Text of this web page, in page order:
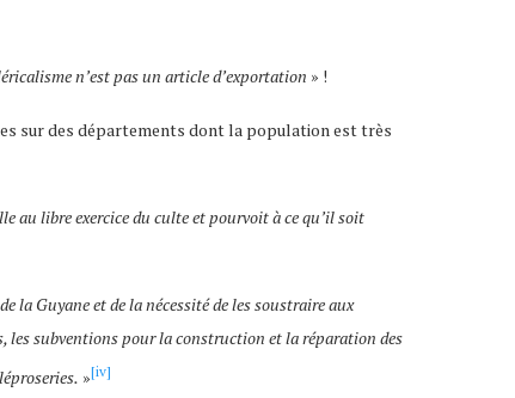
n’est pas un article d’exportation » !
sur des départements dont la population est très
au libre exercice du culte et pourvoit à ce qu’il soit
la Guyane et de la nécessité de les soustraire aux
les subventions pour la construction et la réparation des
»[iv]